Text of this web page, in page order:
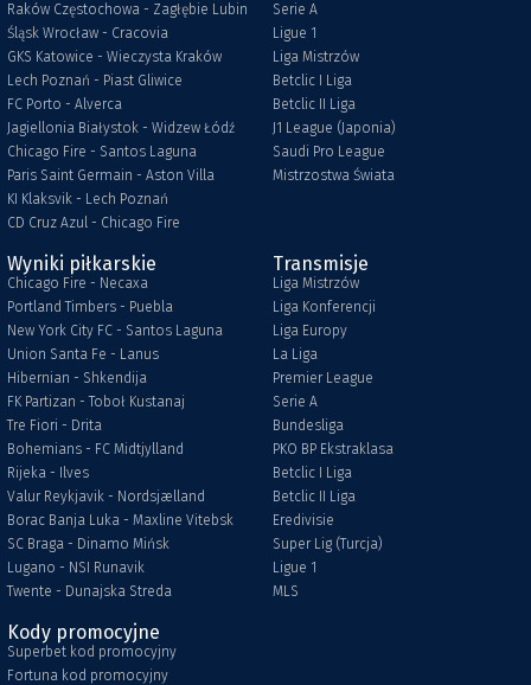
Raków Częstochowa - Zagłębie Lubin
Śląsk Wrocław - Cracovia
GKS Katowice - Wieczysta Kraków
Lech Poznań - Piast Gliwice
FC Porto - Alverca
Jagiellonia Białystok - Widzew Łódź
Chicago Fire - Santos Laguna
Paris Saint Germain - Aston Villa
KI Klaksvik - Lech Poznań
CD Cruz Azul - Chicago Fire
Serie A
Ligue 1
Liga Mistrzów
Betclic I Liga
Betclic II Liga
J1 League (Japonia)
Saudi Pro League
Mistrzostwa Świata
Wyniki piłkarskie
Chicago Fire - Necaxa
Portland Timbers - Puebla
New York City FC - Santos Laguna
Union Santa Fe - Lanus
Hibernian - Shkendija
FK Partizan - Toboł Kustanaj
Tre Fiori - Drita
Bohemians - FC Midtjylland
Rijeka - Ilves
Valur Reykjavik - Nordsjælland
Borac Banja Luka - Maxline Vitebsk
SC Braga - Dinamo Mińsk
Lugano - NSI Runavik
Twente - Dunajska Streda
Transmisje
Liga Mistrzów
Liga Konferencji
Liga Europy
La Liga
Premier League
Serie A
Bundesliga
PKO BP Ekstraklasa
Betclic I Liga
Betclic II Liga
Eredivisie
Super Lig (Turcja)
Ligue 1
MLS
Kody promocyjne
Superbet kod promocyjny
Fortuna kod promocyjny